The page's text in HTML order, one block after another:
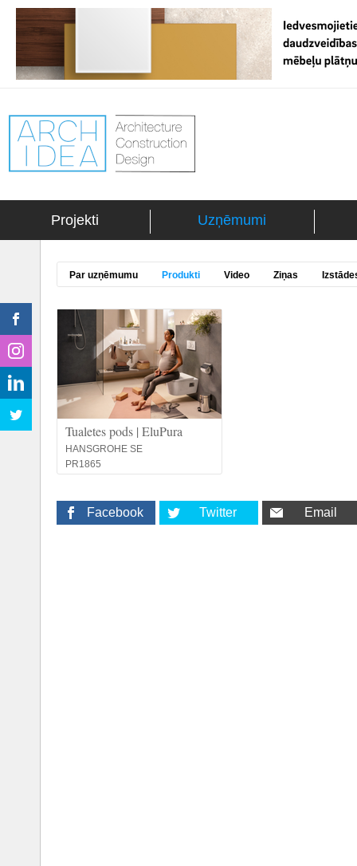
Projekti Uzņēmumi
Par uzņēmumu Produkti Video Ziņas
Tualetes pods | EluPura
HANSGROHE SE
PR1865
Facebook Twitter Email